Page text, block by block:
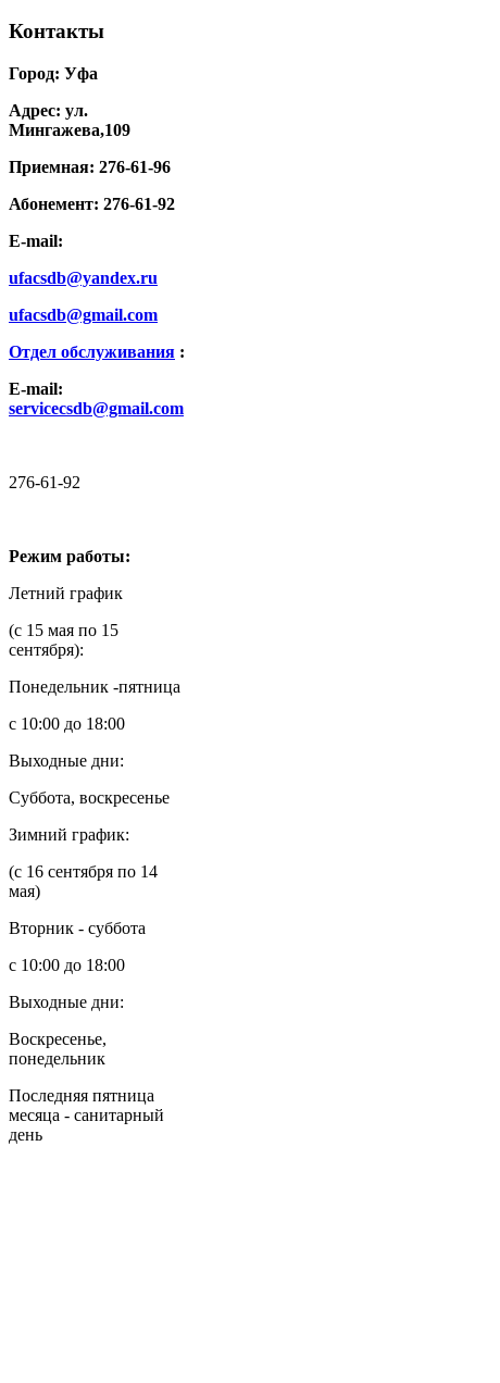
Контакты
Город: Уфа
Адрес: ул.
Мингажева,109
Приемная: 276-61-96
Абонемент: 276-61-92
E-mail:
ufacsdb@yandex.ru
ufacsdb@gmail.com
Отдел обслуживания :
E-mail:
servicecsdb@gmail.com
276-61-92
Режим работы:
Летний график
(с 15 мая по 15
сентября):
Понедельник -пятница
с 10:00 до 18:00
Выходные дни:
Суббота, воскресенье
Зимний график:
(с 16 сентября по 14
мая)
Вторник - суббота
с 10:00 до 18:00
Выходные дни:
Воскресенье,
понедельник
Последняя пятница
месяца - санитарный
день